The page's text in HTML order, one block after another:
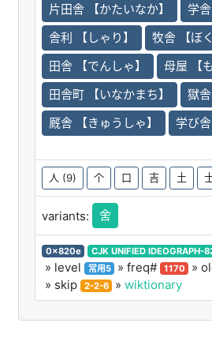
片田舎 【かたいなか】
学
舎利 【しゃり】
牧舎 【ぼ
田舎 【でんしゃ】
母屋 【
田舎町 【いなかまち】
獄
厩舎 【きゅうしゃ】
学び
人 (9) 个 口 吉 土
variants: 舍
0x820e CJK UNIFIED IDEOGRAPH-
» level
常用5 » freq# 1170 »
» skip 2-2-6 » wiktionary